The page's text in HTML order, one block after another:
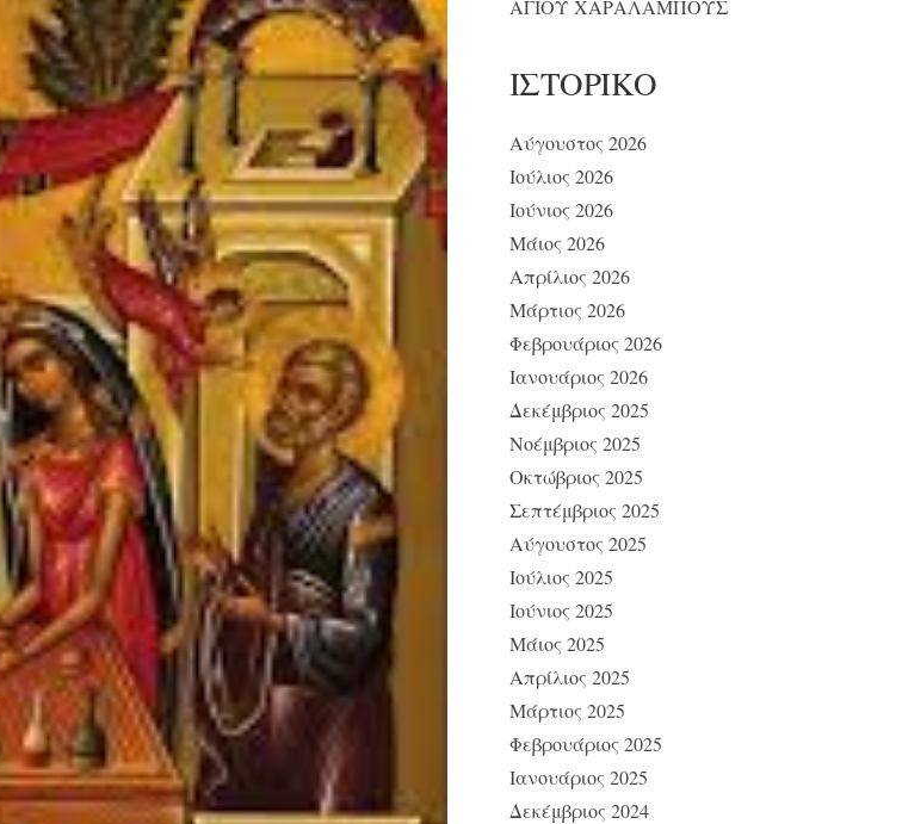
ΑΓΙΟΥ ΧΑΡΑΛΑΜΠΟΥΣ
ΙΣΤΟΡΙΚΌ
Αύγουστος 2026
Ιούλιος 2026
Ιούνιος 2026
Μάιος 2026
Απρίλιος 2026
Μάρτιος 2026
Φεβρουάριος 2026
Ιανουάριος 2026
Δεκέμβριος 2025
Νοέμβριος 2025
Οκτώβριος 2025
Σεπτέμβριος 2025
Αύγουστος 2025
Ιούλιος 2025
Ιούνιος 2025
Μάιος 2025
Απρίλιος 2025
Μάρτιος 2025
Φεβρουάριος 2025
Ιανουάριος 2025
Δεκέμβριος 2024